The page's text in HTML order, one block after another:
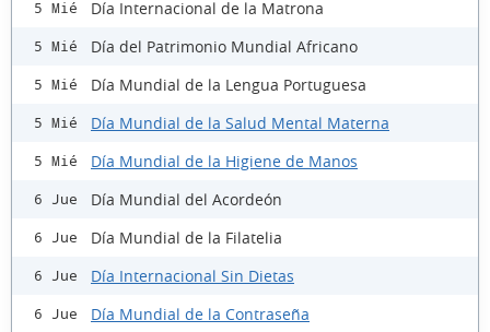
5 Mié Día Internacional de la Matrona
5 Mié Día del Patrimonio Mundial Africano
5 Mié Día Mundial de la Lengua Portuguesa
5 Mié Día Mundial de la Salud Mental Materna
5 Mié Día Mundial de la Higiene de Manos
6 Jue Día Mundial del Acordeón
6 Jue Día Mundial de la Filatelia
6 Jue Día Internacional Sin Dietas
6 Jue Día Mundial de la Contraseña